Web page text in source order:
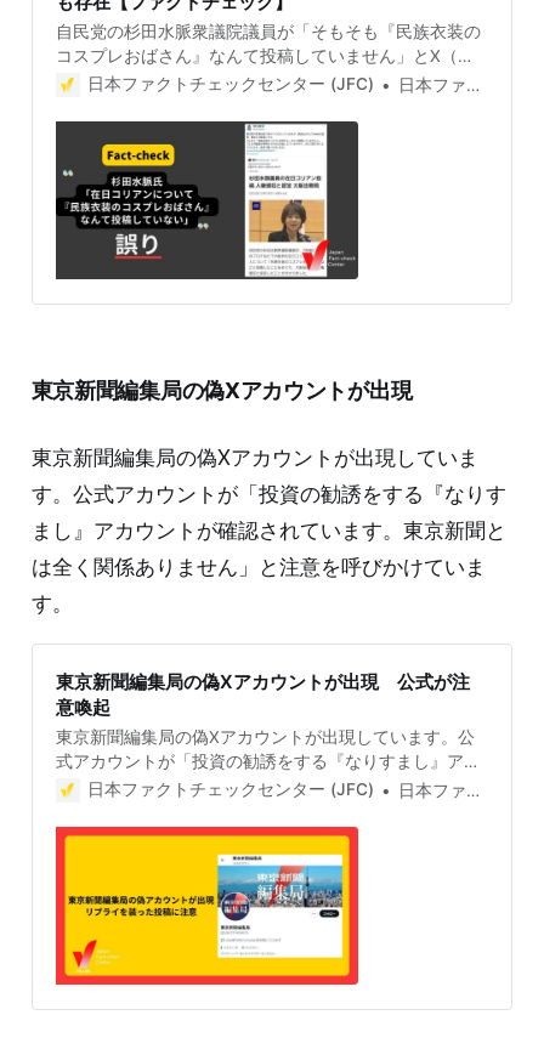
自民党の杉田水脈衆議院議員が「そもそも『民族衣装の
コスプレおばさん』なんて投稿していません」とX（旧
Twitter）に投稿しましたが、誤りです。2016年2月に投
議院予算委員会で杉田氏自身も認めています。 検証対象
2024年5月2日、自民党の杉田水脈衆議院議員がX（旧
Twitter）で、「杉田水脈議員の在日コリアン投稿 人権
侵犯と認定 大阪法務局」というNHKの記事（2023年
10月）を否定した。 杉田氏は、NHK記事を引用した別
アカウントに返信する形で「残念ながらこのNHKの記
事、事実とは程遠いです。そもそも『民族衣装のコスプ
ファクトチェックセンター(JFC)は、杉田氏が「民族衣
「大阪法務局が杉田氏を人権侵犯と認定」と各社が報
日本ファクトチェックセンター (JFC) 日本ファクトチェックセンター(JFC)
東京新聞編集局の偽Xアカウントが出現
東京新聞編集局の偽Xアカウントが出現していま
す。公式アカウントが「投資の勧誘をする『なりす
まし』アカウントが確認されています。東京新聞と
は全く関係ありません」と注意を呼びかけていま
す。
東京新聞編集局の偽Xアカウントが出現 公式が注
意喚起
東京新聞編集局の偽Xアカウントが出現しています。公
式アカウントが「投資の勧誘をする『なりすまし』アカ
ウントが確認されています。東京新聞とは全く関係あり
呼びかける偽アカウント X（旧Twitter）で東京新聞編集
局の投稿にリプライ形式で投資を呼びかけるなりすまし
のアカウントが出現した。 2024年5月8日、東京新聞編
集局の公式アカウントが「『東京新聞編集局』を名乗っ
て、同じアイコン、背景を使って投資の勧誘をする『な
りすまし』アカウントが確認されています。東京新聞と
は全く関係ありません」と注意を呼びかけている。 なり
日本ファクトチェックセンター (JFC) 日本ファクトチェックセンター(JFC)